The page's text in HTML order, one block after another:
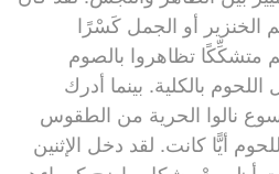
أو الجمل كَسْرًا
متشكِّكًا تظاهروا بالصوم
بالكلية. بينما أدرك
نالوا الحرية من الطقوس
أيًّا كانت. لقد دخل الإثنين